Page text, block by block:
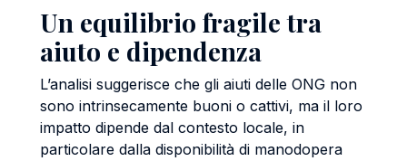
Un equilibrio fragile tra
aiuto e dipendenza
L’analisi suggerisce che gli aiuti delle ONG non
sono intrinsecamente buoni o cattivi, ma il loro
impatto dipende dal contesto locale, in
particolare dalla disponibilità di manodopera